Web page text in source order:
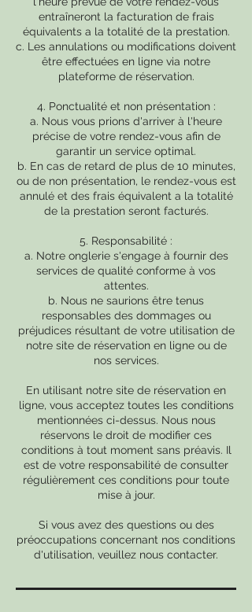
entraîneront la facturation de frais
équivalents a la totalité de la prestation.
c. Les annulations ou modifications doivent
être effectuées en ligne via notre
plateforme de réservation.
4. Ponctualité et non présentation :
a. Nous vous prions d'arriver à l'heure
précise de votre rendez-vous afin de
garantir un service optimal.
b. En cas de retard de plus de 10 minutes,
ou de non présentation, le rendez-vous est
annulé et des frais équivalent a la totalité
de la prestation seront facturés.
5. Responsabilité :
a. Notre onglerie s'engage à fournir des
services de qualité conforme à vos
attentes.
b. Nous ne saurions être tenus
responsables des dommages ou
préjudices résultant de votre utilisation de
notre site de réservation en ligne ou de
nos services.
En utilisant notre site de réservation en
ligne, vous acceptez toutes les conditions
mentionnées ci-dessus. Nous nous
réservons le droit de modifier ces
conditions à tout moment sans préavis. Il
est de votre responsabilité de consulter
régulièrement ces conditions pour toute
mise à jour.
Si vous avez des questions ou des
préoccupations concernant nos conditions
d'utilisation, veuillez nous contacter.